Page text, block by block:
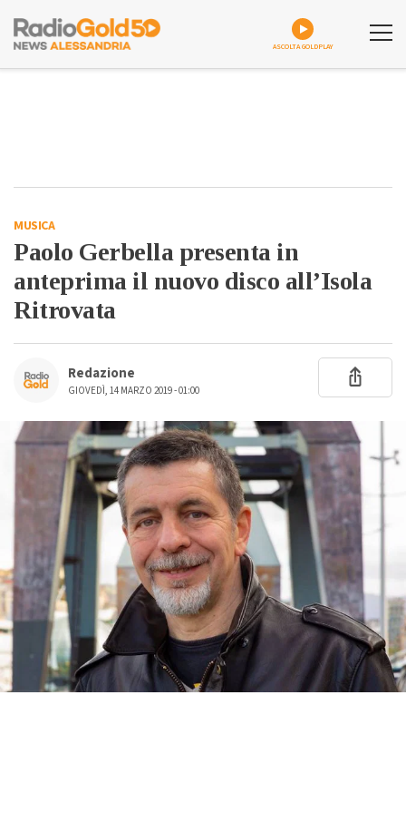
ASCOLTA GOLDPLAY
MUSICA
Paolo Gerbella presenta in
anteprima il nuovo disco all’Isola
Ritrovata
Redazione
GIOVEDÌ, 14 MARZO 2019 - 01:00